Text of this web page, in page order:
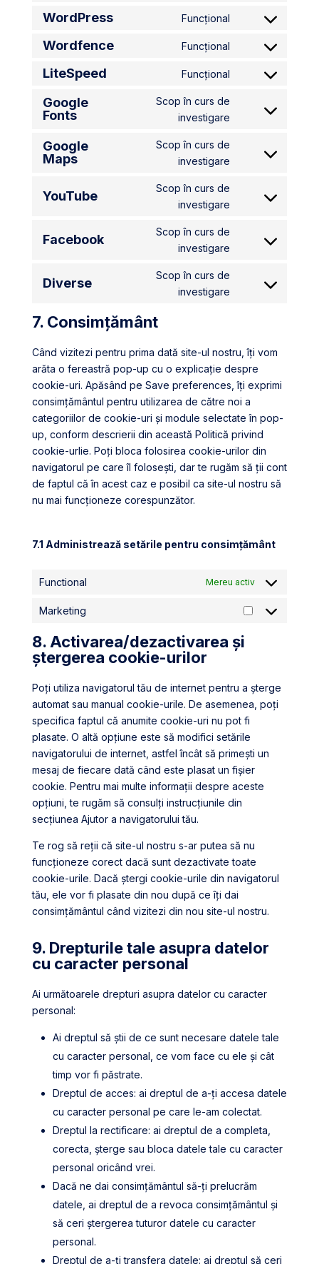
service
themes)
WordPress Funcțional
Consent
wordpress
Wordfence Funcțional
Consent
LiteSpeed Funcțional
Consent
service
Google
Fonts
Scop în curs de
investigare
Consent
service
Google
Maps
Scop în curs de
investigare
Consent
service
YouTube
Scop în curs de
investigare
Consent
service
Facebook
Scop în curs de
investigare
Consent
service
Diverse
Scop în curs de
investigare
Consent
7. Consimțământ
Când vizitezi pentru prima dată site-ul nostru, îți vom
arăta o fereastră pop-up cu o explicație despre
cookie-uri. Apăsând pe Save preferences, îți exprimi
consimțământul pentru utilizarea de către noi a
categoriilor de cookie-uri și module selectate în pop-
up, conform descrierii din această Politică privind
cookie-urlie. Poți bloca folosirea cookie-urilor din
navigatorul pe care îl folosești, dar te rugăm să ții cont
de faptul că în acest caz e posibil ca site-ul nostru să
nu mai funcționeze corespunzător.
7.1 Administrează setările pentru consimțământ
Functional Mereu activ
Marketing
Marketing
8. Activarea/dezactivarea și
ștergerea cookie-urilor
Poți utiliza navigatorul tău de internet pentru a șterge
automat sau manual cookie-urile. De asemenea, poți
specifica faptul că anumite cookie-uri nu pot fi
plasate. O altă opțiune este să modifici setările
navigatorului de internet, astfel încât să primești un
mesaj de fiecare dată când este plasat un fișier
cookie. Pentru mai multe informații despre aceste
opțiuni, te rugăm să consulți instrucțiunile din
secțiunea Ajutor a navigatorului tău.
Te rog să reții că site-ul nostru s-ar putea să nu
funcționeze corect dacă sunt dezactivate toate
cookie-urile. Dacă ștergi cookie-urile din navigatorul
tău, ele vor fi plasate din nou după ce îți dai
consimțământul când vizitezi din nou site-ul nostru.
9. Drepturile tale asupra datelor
cu caracter personal
Ai următoarele drepturi asupra datelor cu caracter
personal:
Ai dreptul să știi de ce sunt necesare datele tale
cu caracter personal, ce vom face cu ele și cât
timp vor fi păstrate.
Dreptul de acces: ai dreptul de a-ți accesa datele
cu caracter personal pe care le-am colectat.
Dreptul la rectificare: ai dreptul de a completa,
corecta, șterge sau bloca datele tale cu caracter
personal oricând vrei.
Dacă ne dai consimțământul să-ți prelucrăm
datele, ai dreptul de a revoca consimțământul și
să ceri ștergerea tuturor datele cu caracter
personal.
Dreptul de a-ți transfera datele: ai dreptul să ceri